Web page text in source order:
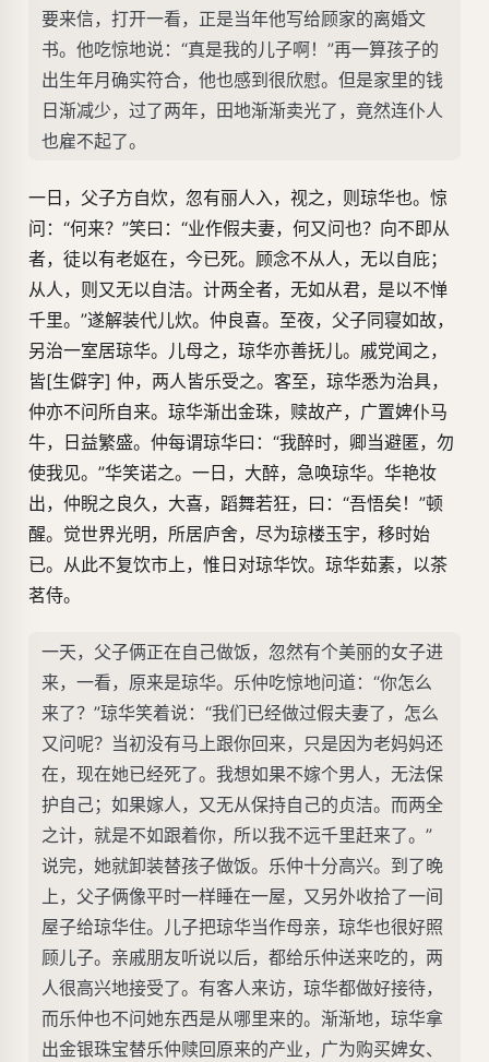
要来信，打开一看，正是当年他写给顾家的离婚文
书。他吃惊地说：“真是我的儿子啊！”再一算孩子的
出生年月确实符合，他也感到很欣慰。但是家里的钱
日渐减少，过了两年，田地渐渐卖光了，竟然连仆人
也雇不起了。
一日，父子方自炊，忽有丽人入，视之，则琼华也。惊
问：“何来？”笑曰：“业作假夫妻，何又问也？向不即从
者，徒以有老妪在，今已死。顾念不从人，无以自庇；
从人，则又无以自洁。计两全者，无如从君，是以不惮
千里。”遂解装代儿炊。仲良喜。至夜，父子同寝如故，
另治一室居琼华。儿母之，琼华亦善抚儿。戚党闻之，
皆[生僻字] 仲，两人皆乐受之。客至，琼华悉为治具，
仲亦不问所自来。琼华渐出金珠，赎故产，广置婢仆马
牛，日益繁盛。仲每谓琼华曰：“我醉时，卿当避匿，勿
使我见。”华笑诺之。一日，大醉，急唤琼华。华艳妆
出，仲睨之良久，大喜，蹈舞若狂，曰：“吾悟矣！”顿
醒。觉世界光明，所居庐舍，尽为琼楼玉宇，移时始
已。从此不复饮市上，惟日对琼华饮。琼华茹素，以茶
茗侍。
一天，父子俩正在自己做饭，忽然有个美丽的女子进
来，一看，原来是琼华。乐仲吃惊地问道：“你怎么
来了？”琼华笑着说：“我们已经做过假夫妻了，怎么
又问呢？当初没有马上跟你回来，只是因为老妈妈还
在，现在她已经死了。我想如果不嫁个男人，无法保
护自己；如果嫁人，又无从保持自己的贞洁。而两全
之计，就是不如跟着你，所以我不远千里赶来了。”
说完，她就卸装替孩子做饭。乐仲十分高兴。到了晚
上，父子俩像平时一样睡在一屋，又另外收拾了一间
屋子给琼华住。儿子把琼华当作母亲，琼华也很好照
顾儿子。亲戚朋友听说以后，都给乐仲送来吃的，两
人很高兴地接受了。有客人来访，琼华都做好接待，
而乐仲也不问她东西是从哪里来的。渐渐地，琼华拿
出金银珠宝替乐仲赎回原来的产业，广为购买婢女、